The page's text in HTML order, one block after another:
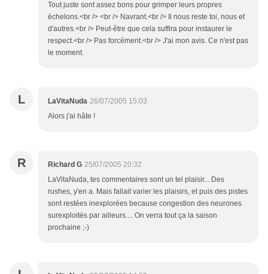
Tout juste sont assez bons pour grimper leurs propres
échelons.<br /> <br /> Navrant.<br /> Il nous reste toi, nous et
d'autres.<br /> Peut-être que cela suffira pour instaurer le
respect.<br /> Pas forcément.<br /> J'ai mon avis. Ce n'est pas
le moment.
L LaVitaNuda 26/07/2005 15:03
Alors j'ai hâte !
R Richard G 25/07/2005 20:32
LaVitaNuda, tes commentaires sont un tel plaisir... Des
rushes, y'en a. Mais fallait varier les plaisirs, et puis des pistes
sont restées inexplorées because congestion des neurones
surexploités par ailleurs.... On verra tout ça la saison
prochaine ;-)